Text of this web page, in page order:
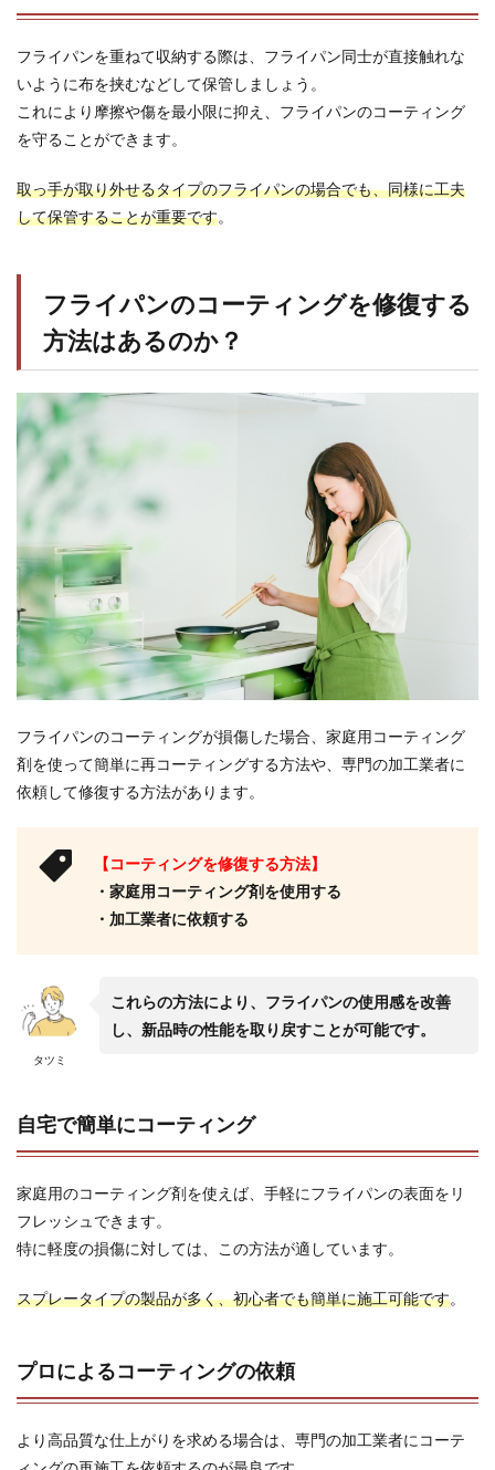
フライパンを重ねて収納する際は、フライパン同士が直接触れな
いように布を挟むなどして保管しましょう。
これにより摩擦や傷を最小限に抑え、フライパンのコーティング
を守ることができます。
取っ手が取り外せるタイプのフライパンの場合でも、同様に工夫
して保管することが重要です。
フライパンのコーティングを修復する
方法はあるのか？
フライパンのコーティングが損傷した場合、家庭用コーティング
剤を使って簡単に再コーティングする方法や、専門の加工業者に
依頼して修復する方法があります。
【コーティングを修復する方法】
・家庭用コーティング剤を使用する
・加工業者に依頼する
タツミ
これらの方法により、フライパンの使用感を改善
し、新品時の性能を取り戻すことが可能です。
自宅で簡単にコーティング
家庭用のコーティング剤を使えば、手軽にフライパンの表面をリ
フレッシュできます。
特に軽度の損傷に対しては、この方法が適しています。
スプレータイプの製品が多く、初心者でも簡単に施工可能です。
プロによるコーティングの依頼
より高品質な仕上がりを求める場合は、専門の加工業者にコーテ